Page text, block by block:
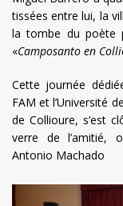
tissées entre lui, la
la tombe du poète
«Camposanto en
Cette journée
FAM et l’Université
de Collioure, s’est
verre de l’amitié,
Antonio Machado